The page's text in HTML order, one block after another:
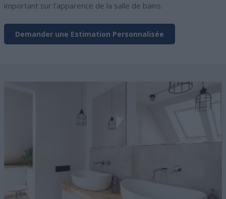
important sur l’apparence de la salle de bains.
Demander une Estimation Personnalisée